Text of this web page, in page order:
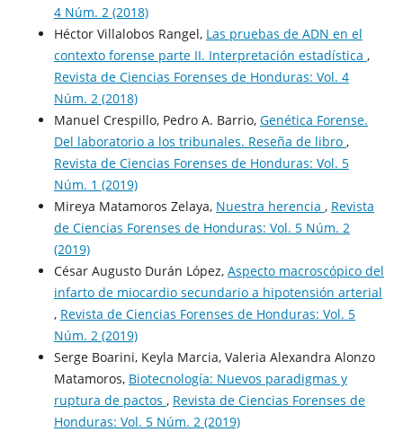
4 Núm. 2 (2018)
Héctor Villalobos Rangel, Las pruebas de ADN en el
contexto forense parte II. Interpretación estadística ,
Revista de Ciencias Forenses de Honduras: Vol. 4
Núm. 2 (2018)
Manuel Crespillo, Pedro A. Barrio, Genética Forense.
Del laboratorio a los tribunales. Reseña de libro ,
Revista de Ciencias Forenses de Honduras: Vol. 5
Núm. 1 (2019)
Mireya Matamoros Zelaya, Nuestra herencia , Revista
de Ciencias Forenses de Honduras: Vol. 5 Núm. 2
(2019)
César Augusto Durán López, Aspecto macroscópico del
infarto de miocardio secundario a hipotensión arterial
, Revista de Ciencias Forenses de Honduras: Vol. 5
Núm. 2 (2019)
Serge Boarini, Keyla Marcia, Valeria Alexandra Alonzo
Matamoros, Biotecnología: Nuevos paradigmas y
ruptura de pactos , Revista de Ciencias Forenses de
Honduras: Vol. 5 Núm. 2 (2019)